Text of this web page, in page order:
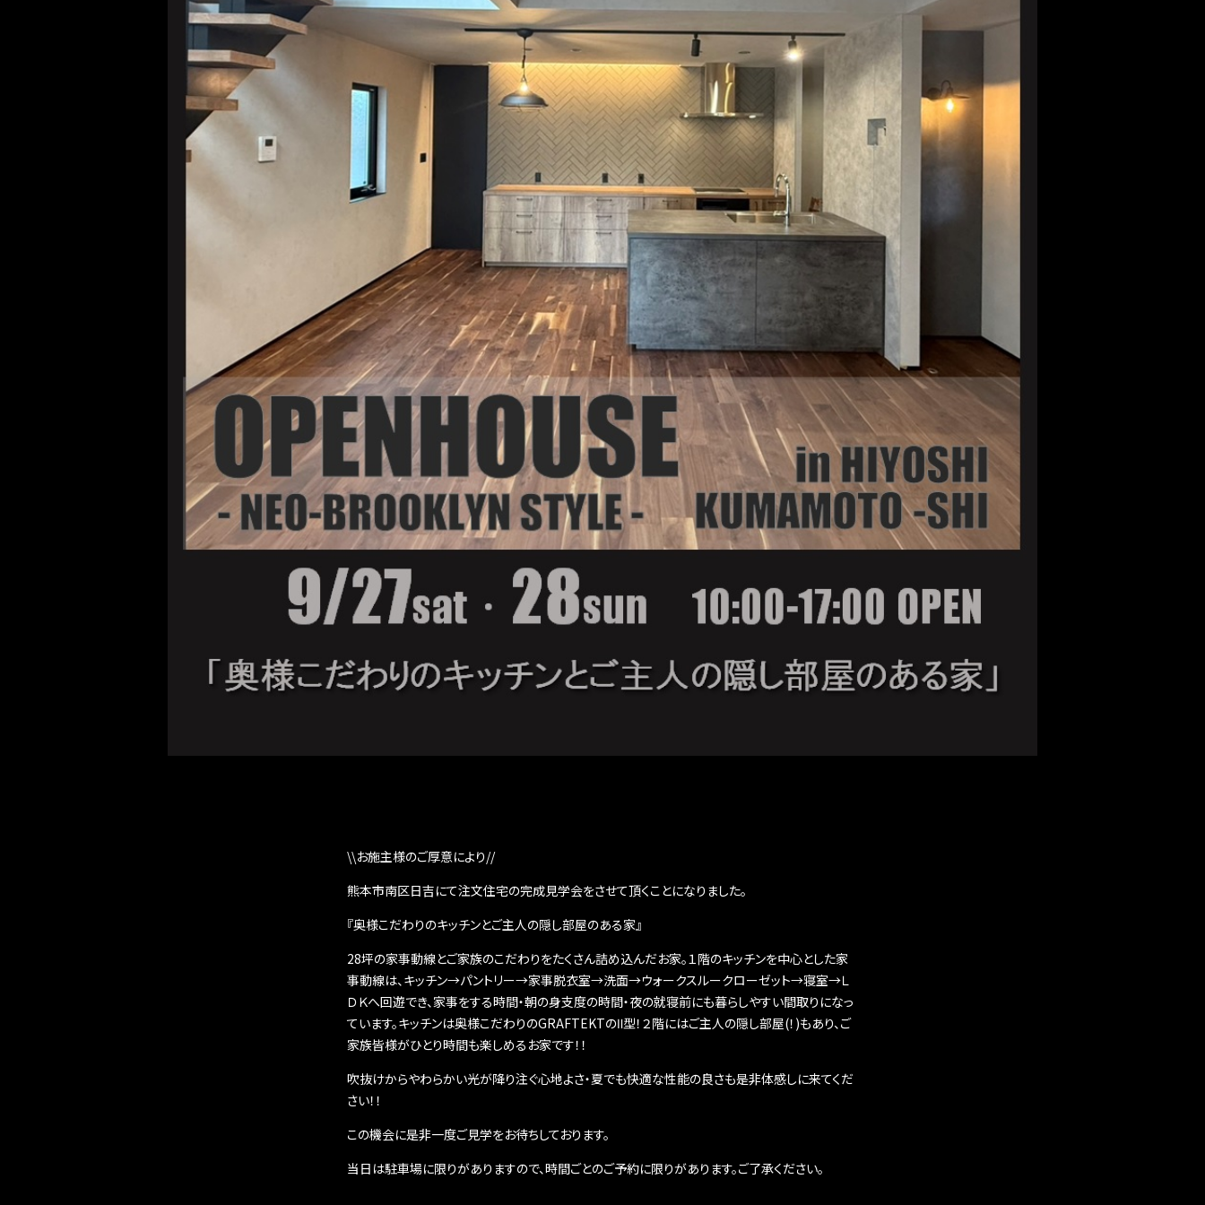
\\お施主様のご厚意により//
熊本市南区日吉にて注文住宅の完成見学会をさせて頂くことになりました。
『奥様こだわりのキッチンとご主人の隠し部屋のある家』
28坪の家事動線とご家族のこだわりをたくさん詰め込んだお家。１階のキッチンを中心とした家
事動線は、キッチン→パントリー→家事脱衣室→洗面→ウォークスルークローゼット→寝室→Ｌ
ＤＫへ回遊でき、家事をする時間・朝の身支度の時間・夜の就寝前にも暮らしやすい間取りになっ
ています。キッチンは奥様こだわりのGRAFTEKTのⅡ型！２階にはご主人の隠し部屋(！)もあり、ご
家族皆様がひとり時間も楽しめるお家です！！
吹抜けからやわらかい光が降り注ぐ心地よさ・夏でも快適な性能の良さも是非体感しに来てくだ
さい！！
この機会に是非一度ご見学をお待ちしております。
当日は駐車場に限りがありますので、時間ごとのご予約に限りがあります。ご了承ください。